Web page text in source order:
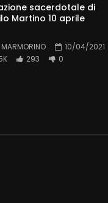
sacerdotale di
Martino 10 aprile
10/04/2021
293 0